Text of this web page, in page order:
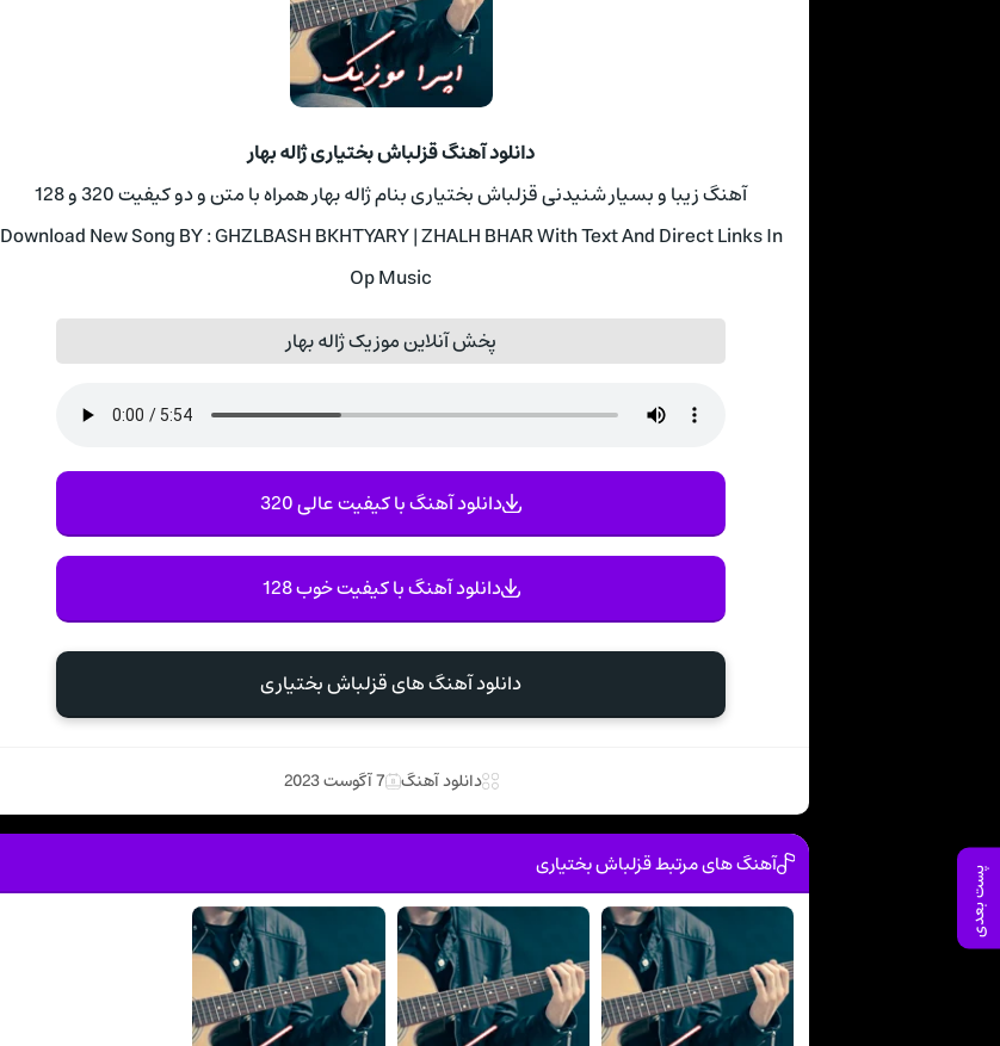
پست بعدی
دانلود آهنگ قزلباش بختیاری ژاله بهار
آهنگ زیبا و بسیار شنیدنی قزلباش بختیاری بنام ژاله بهار همراه با متن و دو کیفیت 320 و 128
Download New Song BY : GHZLBASH BKHTYARY | ZHALH BHAR With Text And Direct Links In
Op Music
پخش آنلاین موزیک ژاله بهار
دانلود آهنگ با کیفیت عالی 320
دانلود آهنگ با کیفیت خوب 128
دانلود آهنگ های قزلباش بختیاری
دانلود آهنگ 7 آگوست 2023
آهنگ های مرتبط قزلباش بختیاری